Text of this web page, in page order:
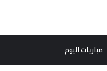
مباريات اليوم